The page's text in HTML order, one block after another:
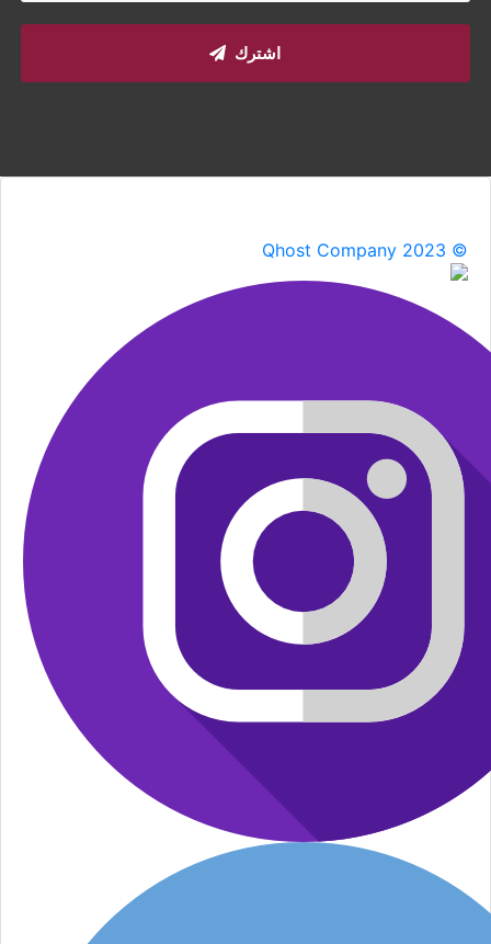
اشترك
Qhost Company 2023 ©